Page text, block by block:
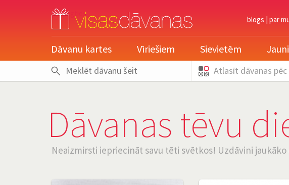
blogs | par
pieslēgties
Dāvanu kartes Vīriešiem Sievietēm
Atlasīt dāvanas
Dāvanas tēvu
Neaizmirsti iepriecināt savu tēti svētkos! Uzdāvini